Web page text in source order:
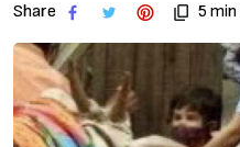
Share 5